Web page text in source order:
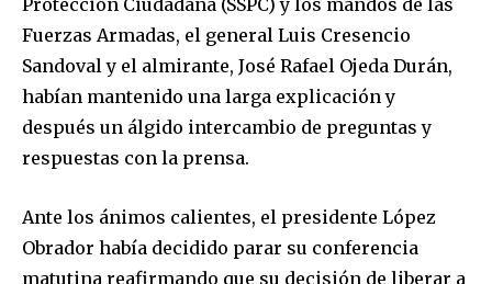
Fuerzas Armadas, el general Luis Cresencio
Sandoval y el almirante, José Rafael Ojeda Durán,
habían mantenido una larga explicación y
después un álgido intercambio de preguntas y
respuestas con la prensa.
Ante los ánimos calientes, el presidente López
Obrador había decidido parar su conferencia
matutina reafirmando que su decisión de liberar a